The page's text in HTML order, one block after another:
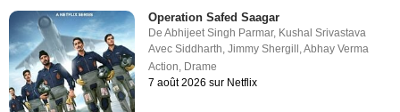
Operation Safed Saagar
DeAbhijeet Singh Parmar, Kushal Srivastava
AvecSiddharth,Jimmy Shergill ,Abhay Verma
Action, Drame
7 août 2026 sur Netflix